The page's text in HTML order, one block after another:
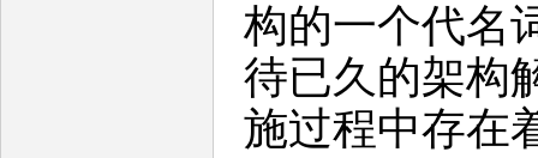
构的一个代名
待已久的架构
施过程中存在